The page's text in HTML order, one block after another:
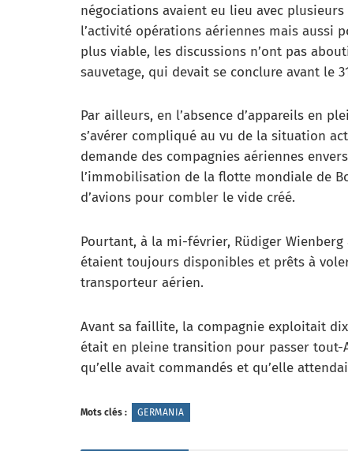
négociations avaient eu lieu avec
l’activité opérations aériennes mais aussi
plus viable, les discussions n’ont pas
sauvetage, qui devait se conclure avant le
Par ailleurs, en l’absence d’appareils en
s’avérer compliqué au vu de la situation
demande des compagnies aériennes
l’immobilisation de la flotte mondiale de
d’avions pour combler le vide créé.
Pourtant, à la mi-février, Rüdiger
étaient toujours disponibles et prêts à
transporteur aérien.
Avant sa faillite, la compagnie exploitait
était en pleine transition pour passer tout-
qu’elle avait commandés et qu’elle
Mots clés : GERMANIA